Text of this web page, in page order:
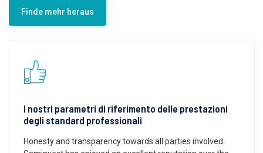
Finde mehr heraus
I nostri parametri di riferimento delle prestazioni
degli standard professionali
Honesty and transparency towards all parties involved.